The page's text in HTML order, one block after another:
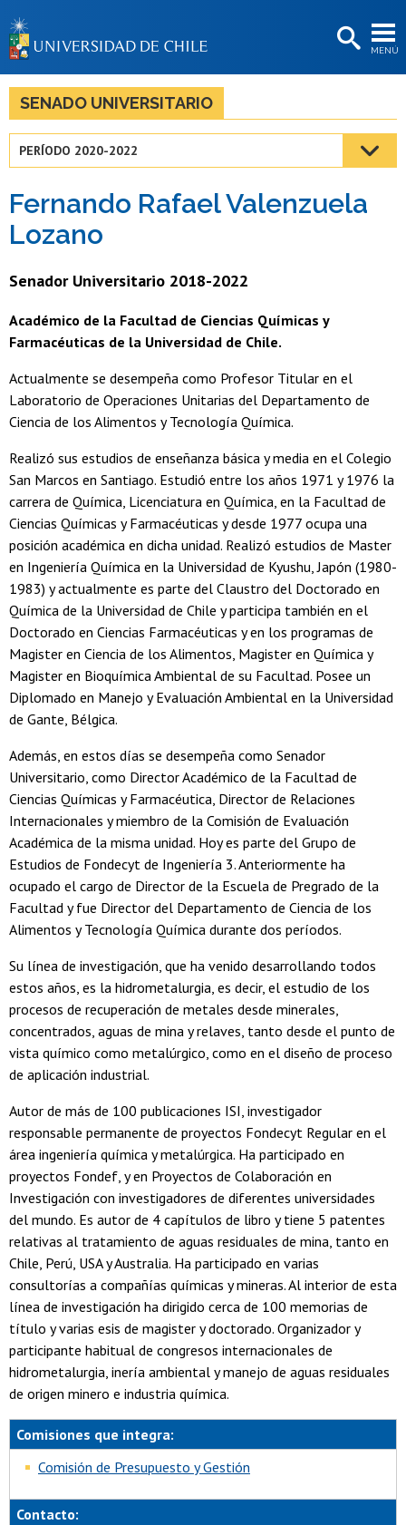
MENÚ
BIBLIOTECAS
LA UNIVERSIDAD
Estudiantes
Académicas/os
Egresadas/os
SENADO UNIVERSITARIO
PERÍODO 2020-2022
Fernando Rafael Valenzuela
Lozano
Senador Universitario 2018-2022
Académico de la Facultad de Ciencias Químicas y
Farmacéuticas de la Universidad de Chile.
Actualmente se desempeña como Profesor Titular en el
Laboratorio de Operaciones Unitarias del Departamento de
Ciencia de los Alimentos y Tecnología Química.
Realizó sus estudios de enseñanza básica y media en el Colegio
San Marcos en Santiago. Estudió entre los años 1971 y 1976 la
carrera de Química, Licenciatura en Química, en la Facultad de
Ciencias Químicas y Farmacéuticas y desde 1977 ocupa una
posición académica en dicha unidad. Realizó estudios de Master
en Ingeniería Química en la Universidad de Kyushu, Japón (1980-
1983) y actualmente es parte del Claustro del Doctorado en
Química de la Universidad de Chile y participa también en el
Doctorado en Ciencias Farmacéuticas y en los programas de
Magister en Ciencia de los Alimentos, Magister en Química y
Magister en Bioquímica Ambiental de su Facultad. Posee un
Diplomado en Manejo y Evaluación Ambiental en la Universidad
de Gante, Bélgica.
Además, en estos días se desempeña como Senador
Universitario, como Director Académico de la Facultad de
Ciencias Químicas y Farmacéutica, Director de Relaciones
Internacionales y miembro de la Comisión de Evaluación
Académica de la misma unidad. Hoy es parte del Grupo de
Estudios de Fondecyt de Ingeniería 3. Anteriormente ha
ocupado el cargo de Director de la Escuela de Pregrado de la
Facultad y fue Director del Departamento de Ciencia de los
Alimentos y Tecnología Química durante dos períodos.
Su línea de investigación, que ha venido desarrollando todos
estos años, es la hidrometalurgia, es decir, el estudio de los
procesos de recuperación de metales desde minerales,
concentrados, aguas de mina y relaves, tanto desde el punto de
vista químico como metalúrgico, como en el diseño de proceso
de aplicación industrial.
Autor de más de 100 publicaciones ISI, investigador
responsable permanente de proyectos Fondecyt Regular en el
área ingeniería química y metalúrgica. Ha participado en
proyectos Fondef, y en Proyectos de Colaboración en
Investigación con investigadores de diferentes universidades
del mundo. Es autor de 4 capítulos de libro y tiene 5 patentes
relativas al tratamiento de aguas residuales de mina, tanto en
Chile, Perú, USA y Australia. Ha participado en varias
consultorías a compañías químicas y mineras. Al interior de esta
línea de investigación ha dirigido cerca de 100 memorias de
título y varias esis de magister y doctorado. Organizador y
participante habitual de congresos internacionales de
hidrometalurgia, inería ambiental y manejo de aguas residuales
de origen minero e industria química.
Comisiones que integra:
Comisión de Presupuesto y Gestión
Contacto: